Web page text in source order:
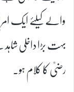
والے کیلئے ایک
بہت بڑا داخلی
رضیؒ کا کلام ہو۔